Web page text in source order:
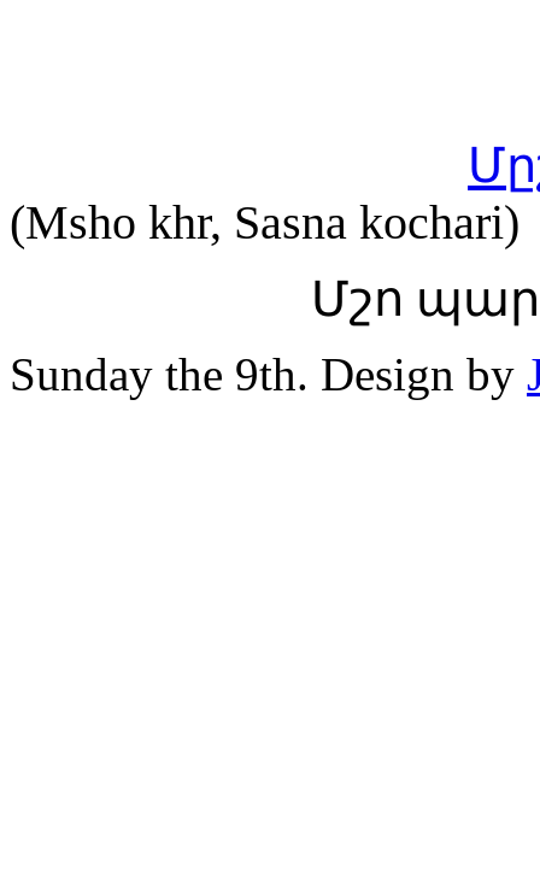
(Msho khr, Sasna kochari)
Մշո պար
Sunday the 9th. Design by